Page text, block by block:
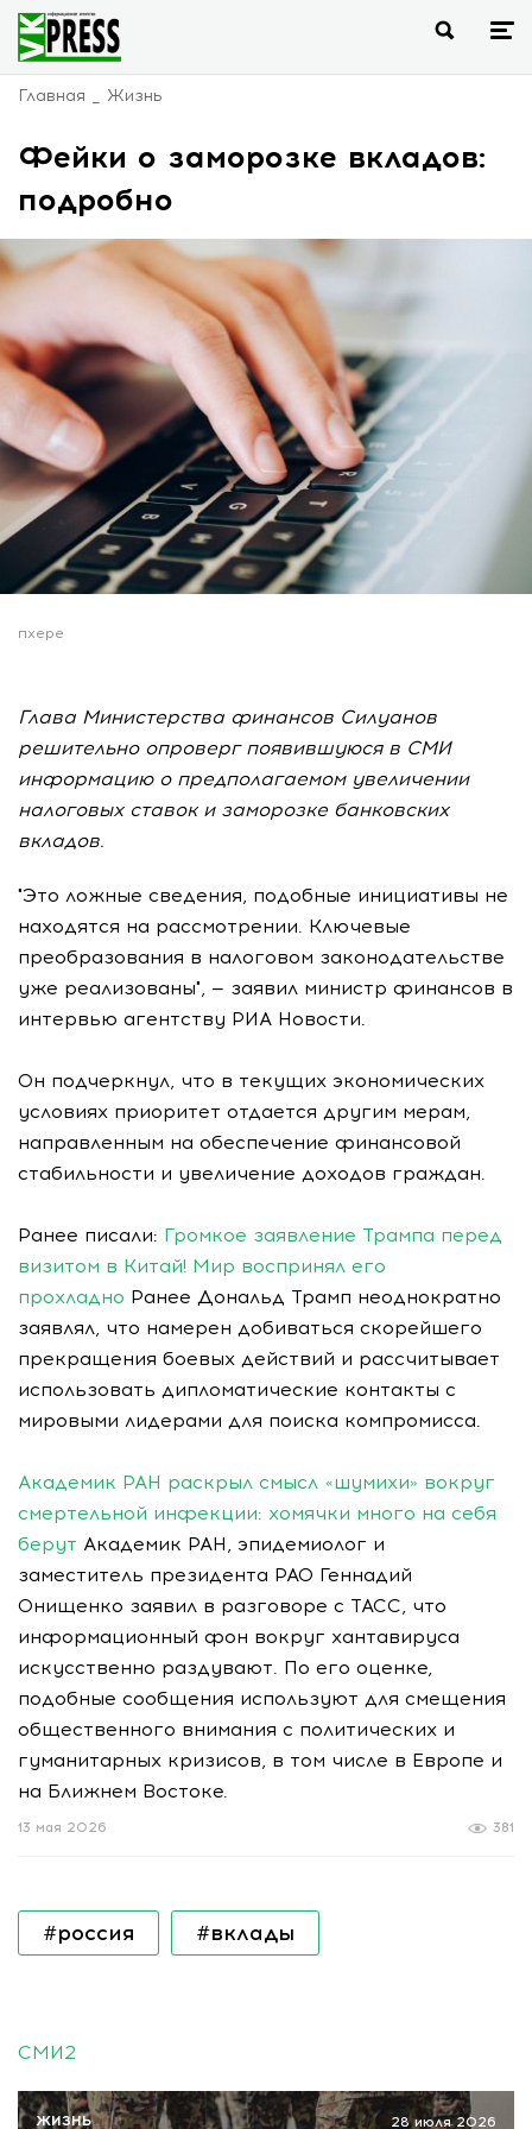
Главная Жизнь
Фейки о заморозке вкладов:
подробно
пхере
Глава Министерства финансов Силуанов
решительно опроверг появившуюся в СМИ
информацию о предполагаемом увеличении
налоговых ставок и заморозке банковских
вкладов.
"Это ложные сведения, подобные инициативы не
находятся на рассмотрении. Ключевые
преобразования в налоговом законодательстве
уже реализованы", — заявил министр финансов в
интервью агентству РИА Новости.
Он подчеркнул, что в текущих экономических
условиях приоритет отдается другим мерам,
направленным на обеспечение финансовой
стабильности и увеличение доходов граждан.
Ранее писали: Громкое заявление Трампа перед
визитом в Китай! Мир воспринял его
прохладно Ранее Дональд Трамп неоднократно
заявлял, что намерен добиваться скорейшего
прекращения боевых действий и рассчитывает
использовать дипломатические контакты с
мировыми лидерами для поиска компромисса.
Академик РАН раскрыл смысл «шумихи» вокруг
смертельной инфекции: хомячки много на себя
берут Академик РАН, эпидемиолог и
заместитель президента РАО Геннадий
Онищенко заявил в разговоре с ТАСС, что
информационный фон вокруг хантавируса
искусственно раздувают. По его оценке,
подобные сообщения используют для смещения
общественного внимания с политических и
гуманитарных кризисов, в том числе в Европе и
на Ближнем Востоке.
381
13 мая 2026
#россия #вклады
СМИ2
28 июля 2026
ЖИЗНЬ